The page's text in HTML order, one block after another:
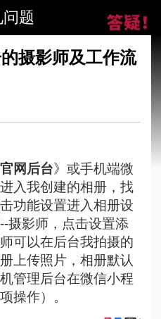
题
摄影师及工作流
官网后台》 或手机端微
入我创建的相册，找
功能设置进入相册设
摄影师，点击设置添
可以在后台我拍摄的
上传照片，相册默认
管理后台在微信小程
操作）。